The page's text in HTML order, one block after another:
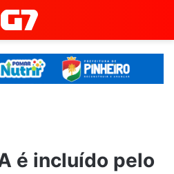
é incluído pelo